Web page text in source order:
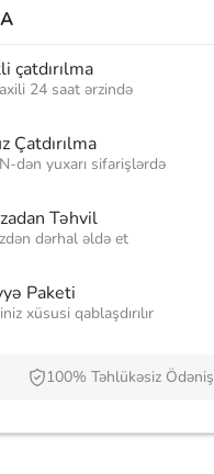
çatdırılma
24 saat ərzində
Çatdırılma
dən yuxarı sifarişlərdə
Təhvil
dərhal əldə et
Paketi
xüsusi qablaşdırılır
100% Təhlükəsiz Ödəniş